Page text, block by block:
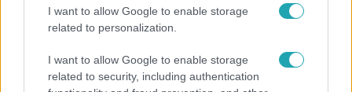
I want to allow Google to enable storage
related to personalization.
I want to allow Google to enable storage
related to security, including authentication
Életveszélyes fenyegetést kapott Majka, elmarad
a sepsiszentgyörgyi koncertje